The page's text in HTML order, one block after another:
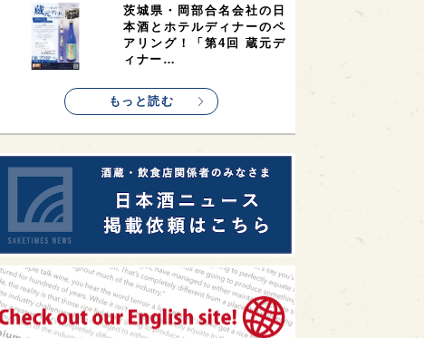
イギリス ノルウェー 新宿区
歌舞伎町 1 沖縄県 1 鳥取県 1
saketimes_image_4
茨城県・岡部合名会社の日
本酒とホテルディナーのペ
アリング！「第4回 蔵元デ
ィナー…
もっと読む